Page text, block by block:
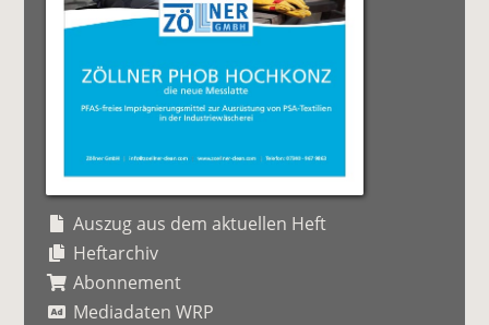
Auszug aus dem aktuellen Heft
Heftarchiv
Abonnement
Mediadaten WRP